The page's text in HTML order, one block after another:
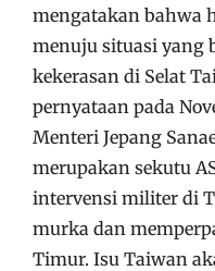
mengatakan bahwa
menuju situasi yang
kekerasan di Selat
pernyataan pada
Menteri Jepang
merupakan sekutu
intervensi militer di
murka dan
Timur. Isu Taiwan